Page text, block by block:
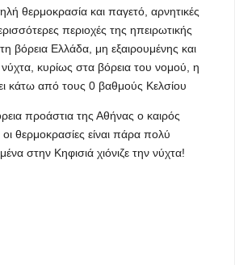
θερμοκρασία και παγετό, αρνητικές
περιοχές της ηπειρωτικής
βόρεια Ελλάδα, μη εξαιρουμένης και
κυρίως στα βόρεια του νομού, η
κάτω από τους 0 βαθμούς Κελσίου
προάστια της Αθήνας ο καιρός
οι θερμοκρασίες είναι πάρα πολύ
στην Κηφισιά χιόνιζε την νύχτα!